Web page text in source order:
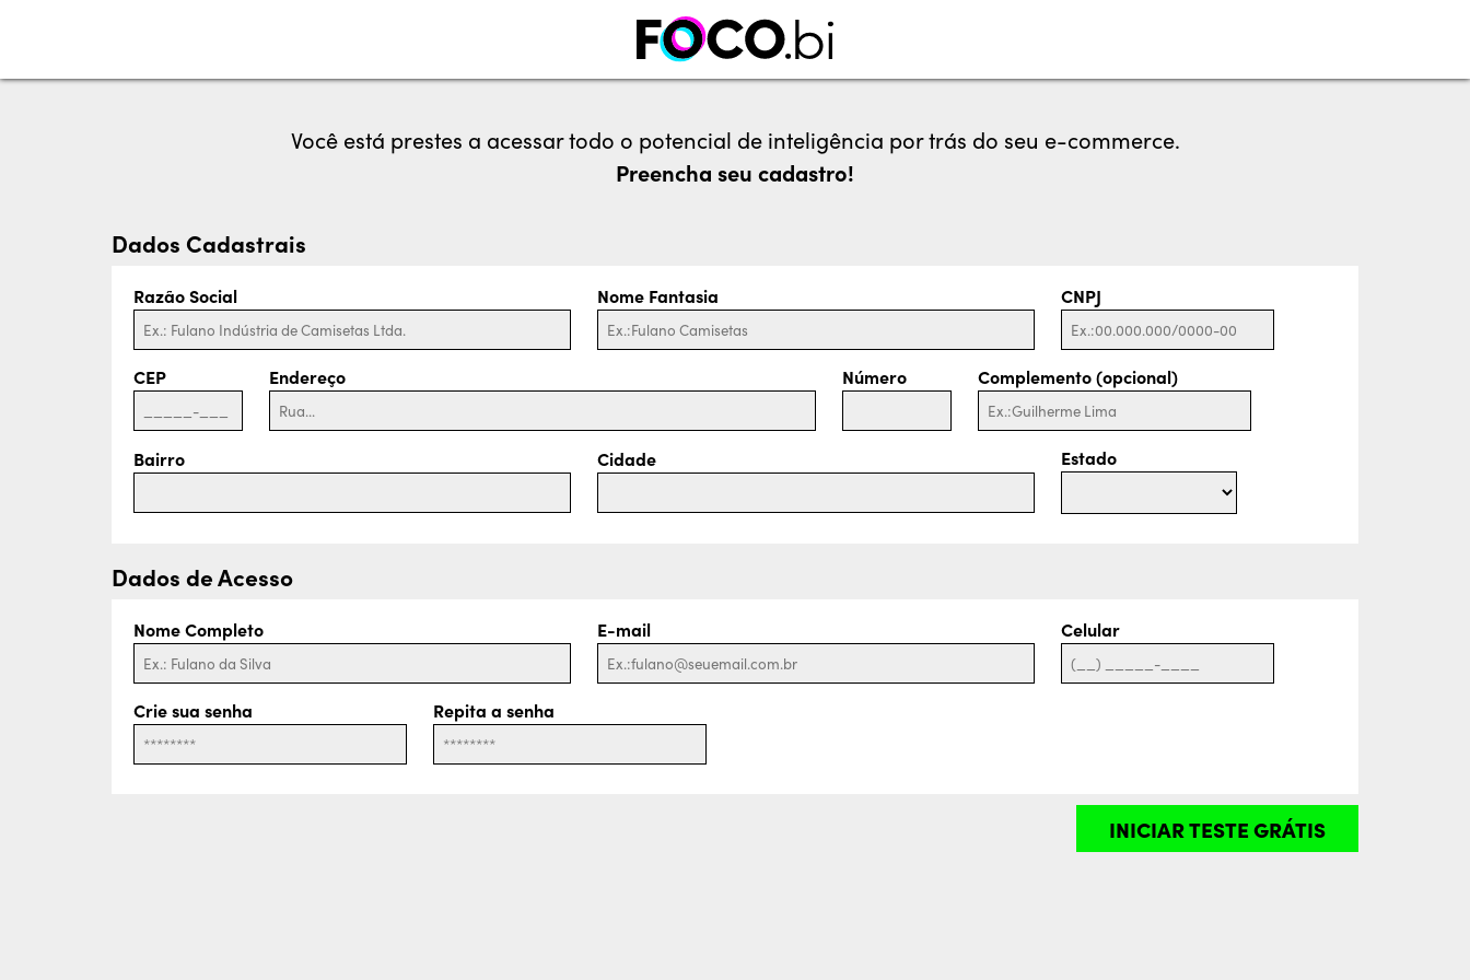
Você está prestes a acessar todo o potencial de inteligência por trás do seu e-commerce.
Preencha seu cadastro!
Dados Cadastrais
Razão Social Nome Fantasia CNPJ
CEP Endereço Número Complemento (opcional)
Bairro Cidade Estado
Dados de Acesso
Nome Completo E-mail Celular
Crie sua senha Repita a senha
INICIAR TESTE GRÁTIS